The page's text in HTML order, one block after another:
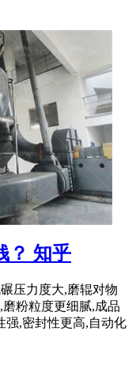
？ 知乎
压力度大,磨辊对物
粉粒度更细腻,成品
强,密封性更高,自动化